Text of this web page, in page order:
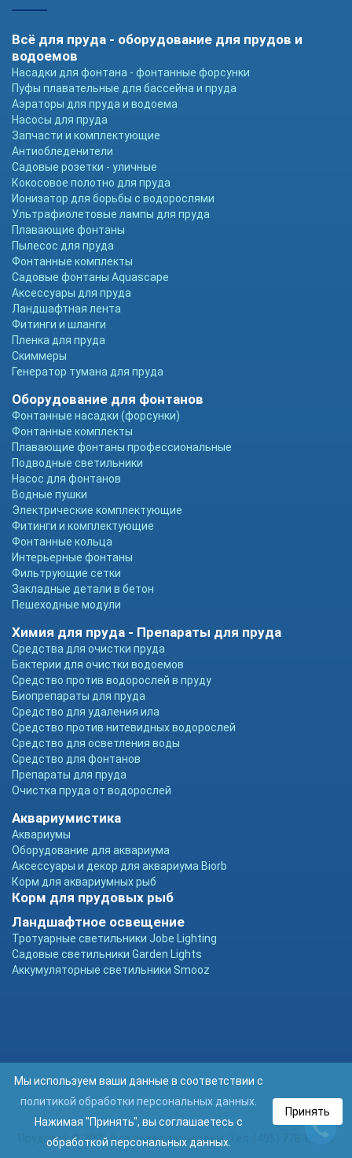
Всё для пруда - оборудование для прудов и
водоемов
Насадки для фонтана - фонтанные форсунки
Пуфы плавательные для бассейна и пруда
Аэраторы для пруда и водоема
Насосы для пруда
Запчасти и комплектующие
Антиобледенители
Садовые розетки - уличные
Кокосовое полотно для пруда
Ионизатор для борьбы с водорослями
Ультрафиолетовые лампы для пруда
Плавающие фонтаны
Пылесос для пруда
Фонтанные комплекты
Садовые фонтаны Aquascape
Аксессуары для пруда
Ландшафтная лента
Фитинги и шланги
Пленка для пруда
Скиммеры
Генератор тумана для пруда
Оборудование для фонтанов
Фонтанные насадки (форсунки)
Фонтанные комплекты
Плавающие фонтаны профессиональные
Подводные светильники
Насос для фонтанов
Водные пушки
Электрические комплектующие
Фитинги и комплектующие
Фонтанные кольца
Интерьерные фонтаны
Фильтрующие сетки
Закладные детали в бетон
Пешеходные модули
Химия для пруда - Препараты для пруда
Средства для очистки пруда
Бактерии для очистки водоемов
Средство против водорослей в пруду
Биопрепараты для пруда
Средство для удаления ила
Средство против нитевидных водорослей
Средство для осветления воды
Средство для фонтанов
Препараты для пруда
Очистка пруда от водорослей
Аквариумистика
Аквариумы
Оборудование для аквариума
Аксессуары и декор для аквариума Biorb
Корм для аквариумных рыб
Корм для прудовых рыб
Ландшафтное освещение
Тротуарные светильники Jobe Lighting
Садовые светильники Garden Lights
Аккумуляторные светильники Smooz
Прудовой © 2026 Все права защищены. Тел. (495) 778-89-93
Мы используем ваши данные в соответствии с
политикой обработки персональных данных
Нажимая "Принять", вы соглашаетесь с
обработкой персональных данных.
Принять